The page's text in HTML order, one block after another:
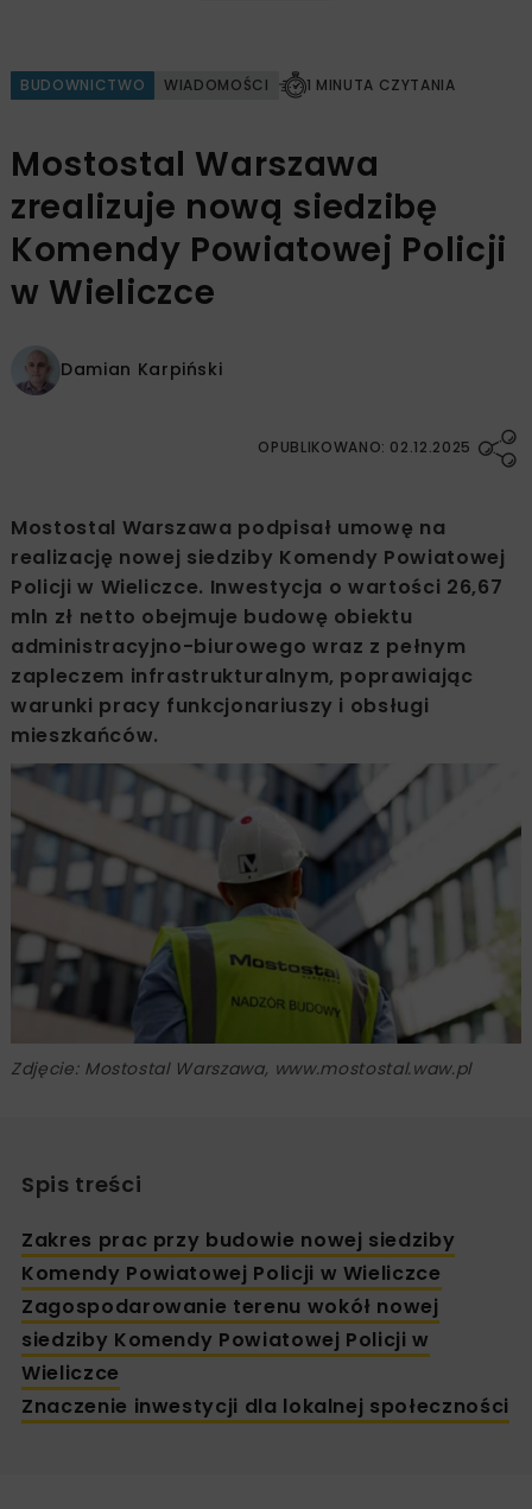
BUDOWNICTWO WIADOMOŚCI 1 MINUTA CZYTANIA
Mostostal Warszawa
zrealizuje nową siedzibę
Komendy Powiatowej Policji
w Wieliczce
Damian Karpiński
OPUBLIKOWANO: 02.12.2025
Mostostal Warszawa podpisał umowę na
realizację nowej siedziby Komendy Powiatowej
Policji w Wieliczce. Inwestycja o wartości 26,67
mln zł netto obejmuje budowę obiektu
administracyjno-biurowego wraz z pełnym
zapleczem infrastrukturalnym, poprawiając
warunki pracy funkcjonariuszy i obsługi
mieszkańców.
Zdjęcie: Mostostal Warszawa, www.mostostal.waw.pl
Spis treści
Zakres prac przy budowie nowej siedziby
Komendy Powiatowej Policji w Wieliczce
Zagospodarowanie terenu wokół nowej
siedziby Komendy Powiatowej Policji w
Wieliczce
Znaczenie inwestycji dla lokalnej społeczności